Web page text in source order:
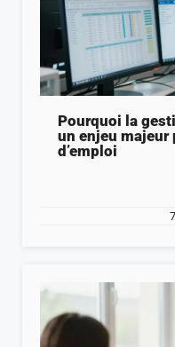
Pourquoi la
un enjeu majeur
d’emploi